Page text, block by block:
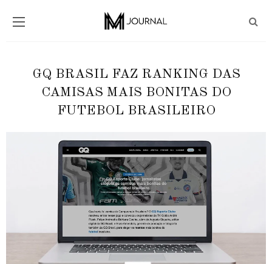
GQ BRASIL FAZ RANKING DAS
CAMISAS MAIS BONITAS DO
FUTEBOL BRASILEIRO